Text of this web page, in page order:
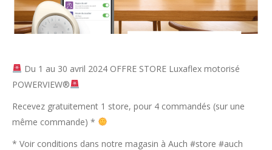
Du 1 au 30 avril 2024 OFFRE STORE Luxaflex motorisé
POWERVIEW®
Recevez gratuitement 1 store, pour 4 commandés (sur une
même commande) *
* Voir conditions dans notre magasin à Auch #store #auch